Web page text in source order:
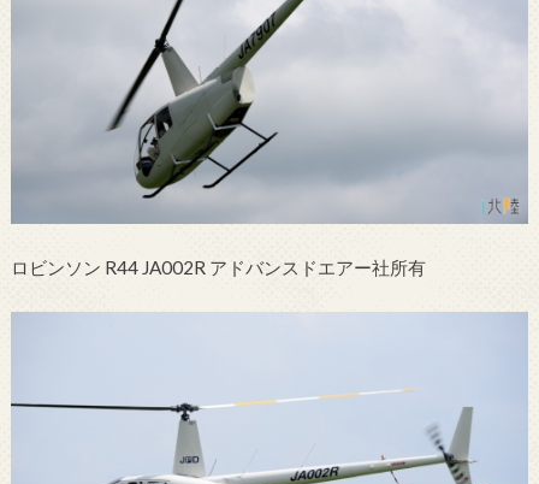
ロビンソン R44 JA002R アドバンスドエアー社所有